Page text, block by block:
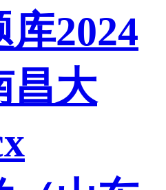
2024
昌大